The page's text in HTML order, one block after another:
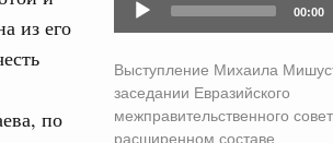
00:00
Выступление Михаила
заседании Евразийского
межправительственного
расширенном составе
из его
по
морского пути будет
АНО «Агентство